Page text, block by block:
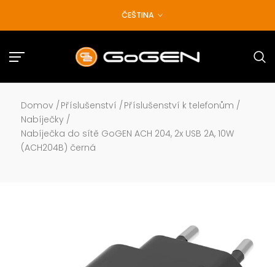
na
ČEŠTINA
Domov / Příslušenství / Příslušenství k telefonům /
Nabíječky /
Nabíječka do sítě GoGEN ACH 204, 2x USB 2A, 10W
(ACH204B) černá